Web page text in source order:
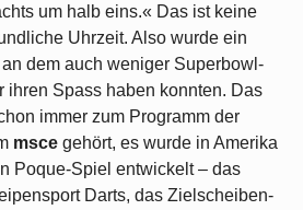
um halb eins.« Das ist keine
Uhrzeit. Also wurde ein
dem auch weniger Superbowl-
ihren Spass haben konnten. Das
immer zum Programm der
msce gehört, es wurde in Amerika
Poque-Spiel entwickelt – das
Darts, das Zielscheiben-